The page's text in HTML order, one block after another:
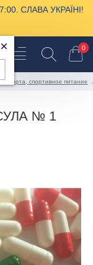
СЛАВА УКРАЇНІ!
0
спорта, спортивное питание
№ 1
×